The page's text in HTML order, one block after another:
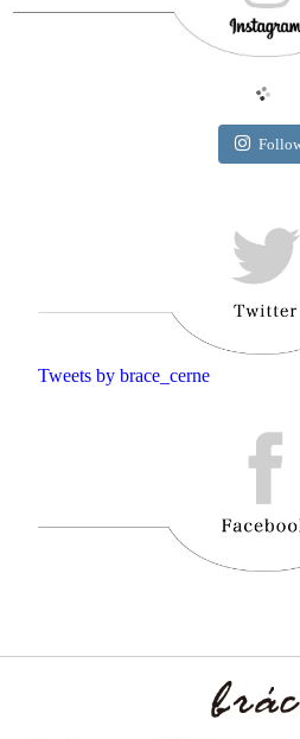
Tweets by brace_cerne